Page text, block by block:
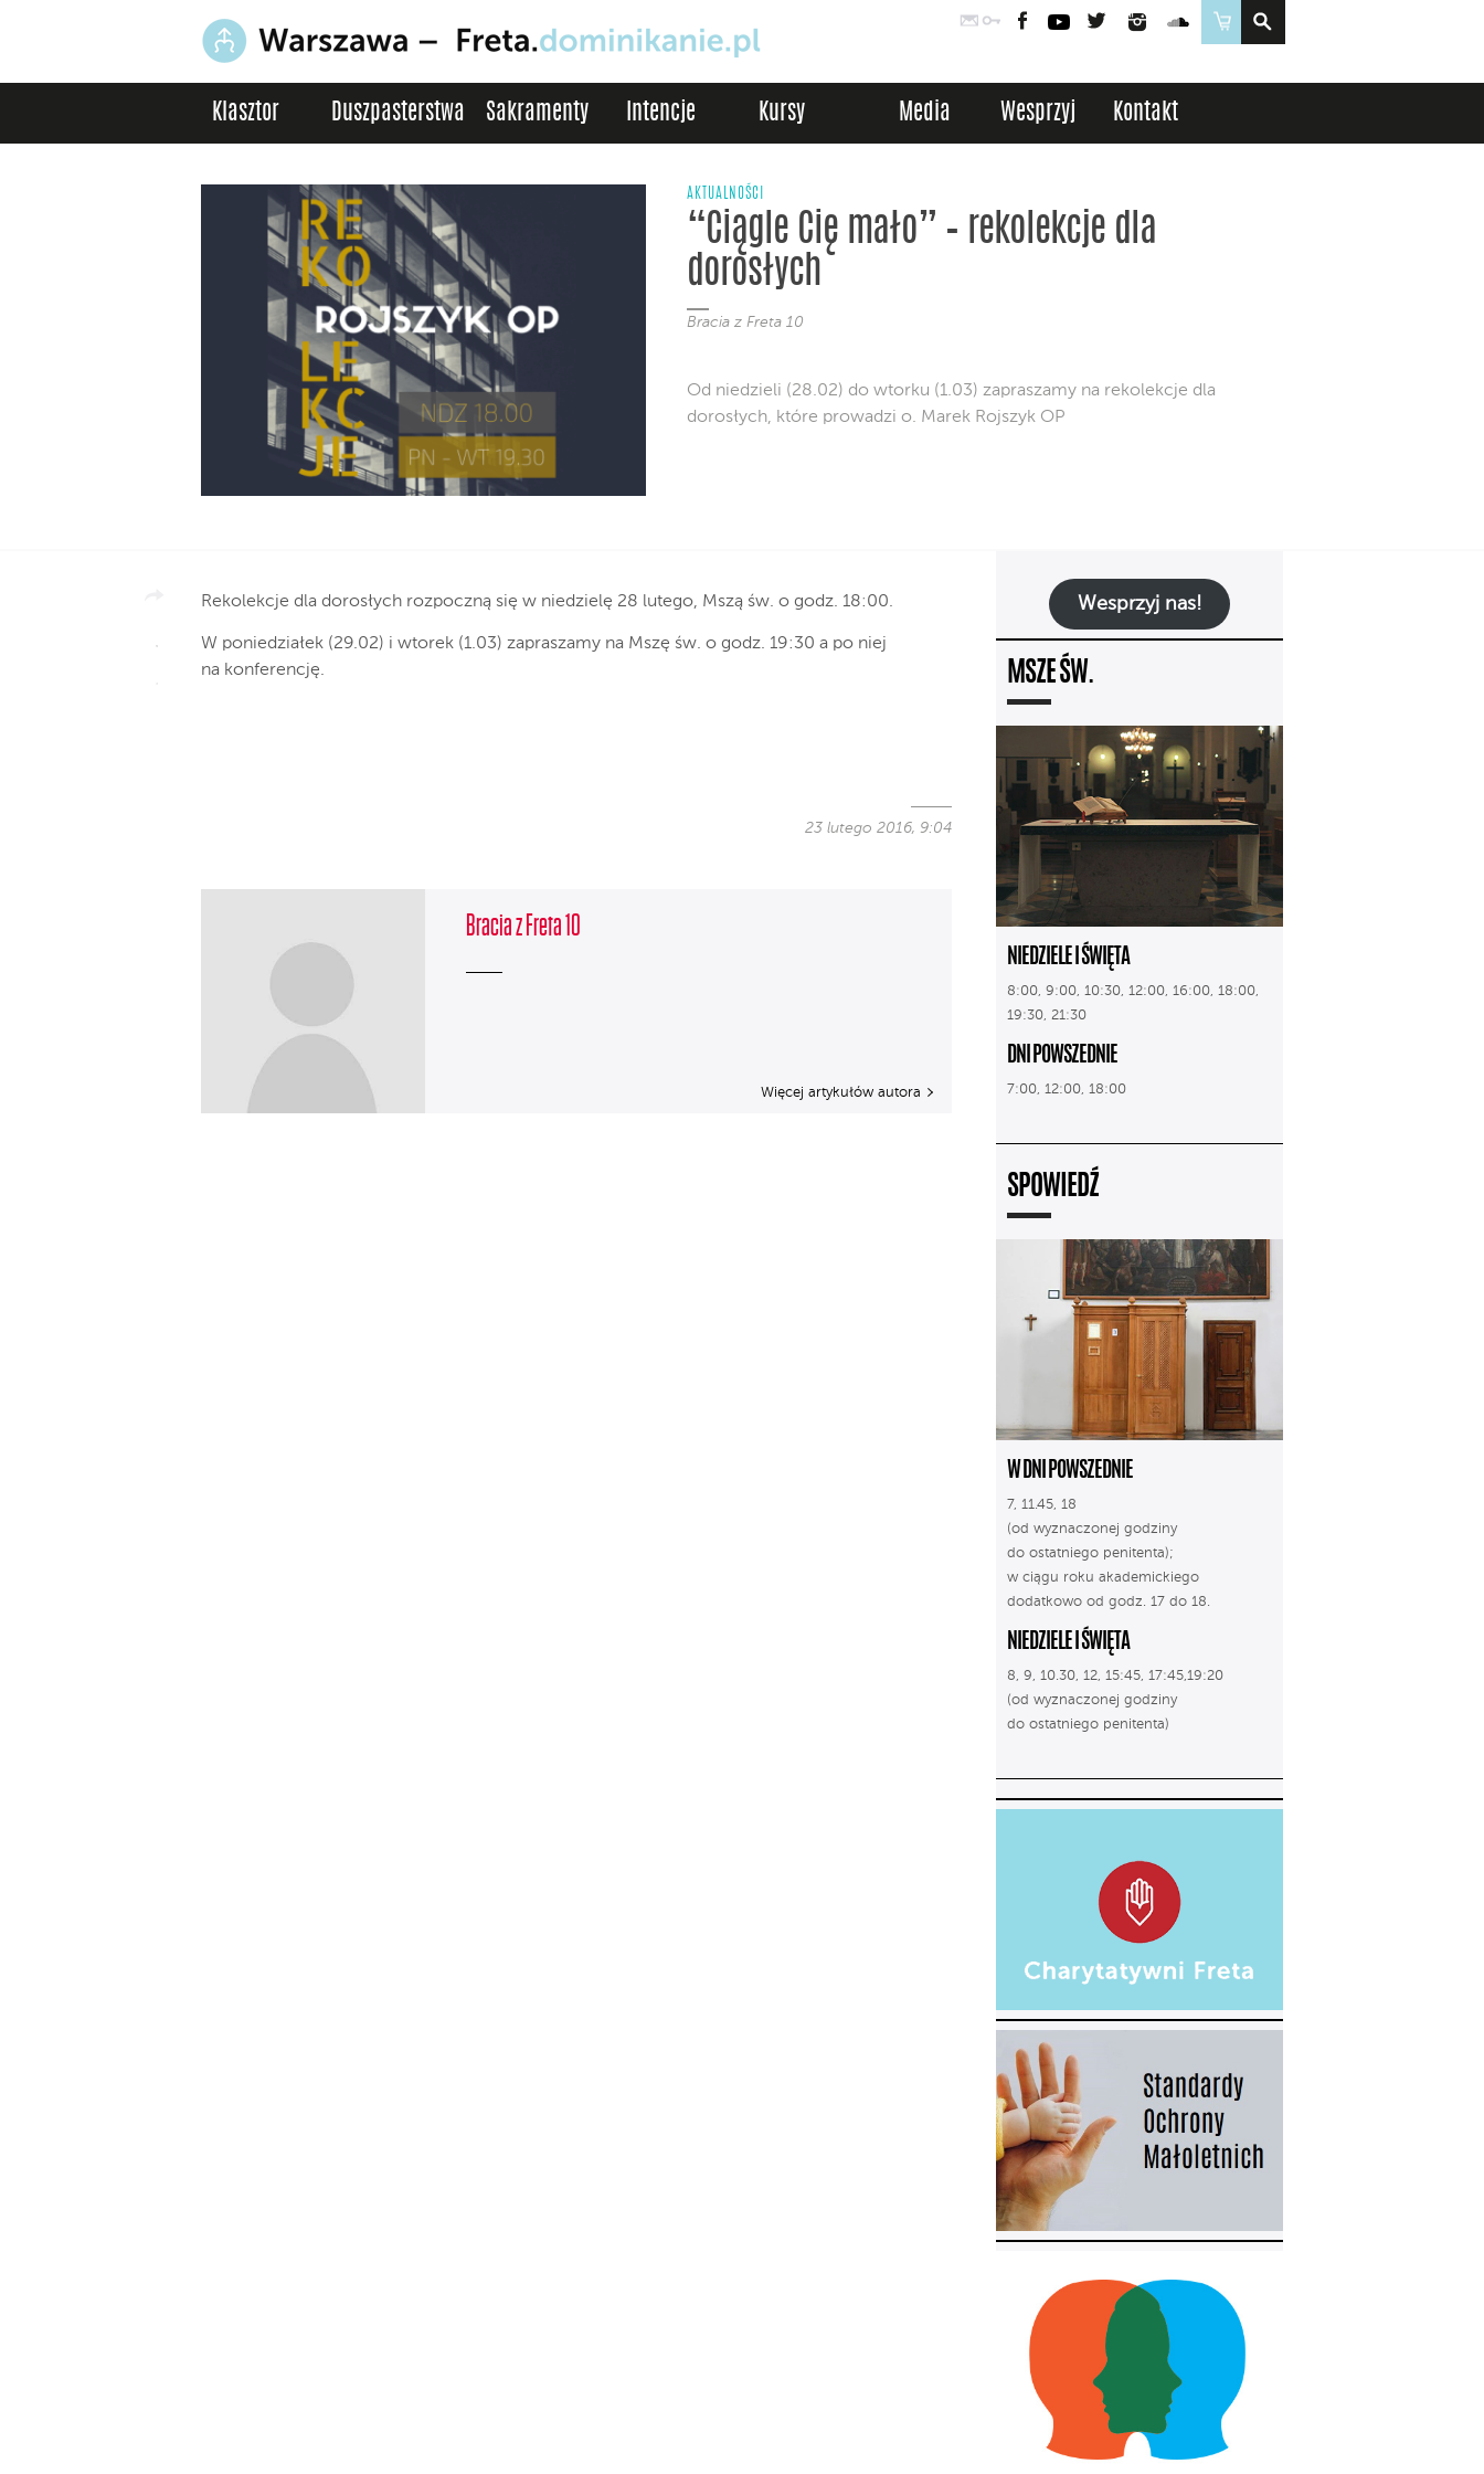
PocztaLogowanie
FacebookYouTubeTwitter InstagramSoundCloud
Sklep
Klasztor Duszpasterstwa Sakramenty Intencje Kursy Media Wesprzyj Kontakt
AKTUALNOŚCI
“Ciągle Cię mało” – rekolekcje dla
dorosłych
Bracia z Freta 10
Od niedzieli (28.02) do wtorku (1.03) zapraszamy na rekolekcje dla
dorosłych, które prowadzi o. Marek Rojszyk OP
Rekolekcje dla dorosłych rozpoczną się w niedzielę 28 lutego, Mszą św. o godz. 18:00.
W poniedziałek (29.02) i wtorek (1.03) zapraszamy na Mszę św. o godz. 19:30 a po niej
na konferencję.
23 lutego 2016, 9:04
Bracia z Freta 10
Więcej artykułów autora
Wesprzyj nas!
MSZE ŚW.
NIEDZIELE I ŚWIĘTA
8:00, 9:00, 10:30, 12:00, 16:00, 18:00,
19:30, 21:30
DNI POWSZEDNIE
7:00, 12:00, 18:00
SPOWIEDŹ
W DNI POWSZEDNIE
7, 11.45, 18
(od wyznaczonej godziny
do ostatniego penitenta);
w ciągu roku akademickiego
dodatkowo od godz. 17 do 18.
NIEDZIELE I ŚWIĘTA
8, 9, 10.30, 12, 15:45, 17:45,19:20
(od wyznaczonej godziny
do ostatniego penitenta)